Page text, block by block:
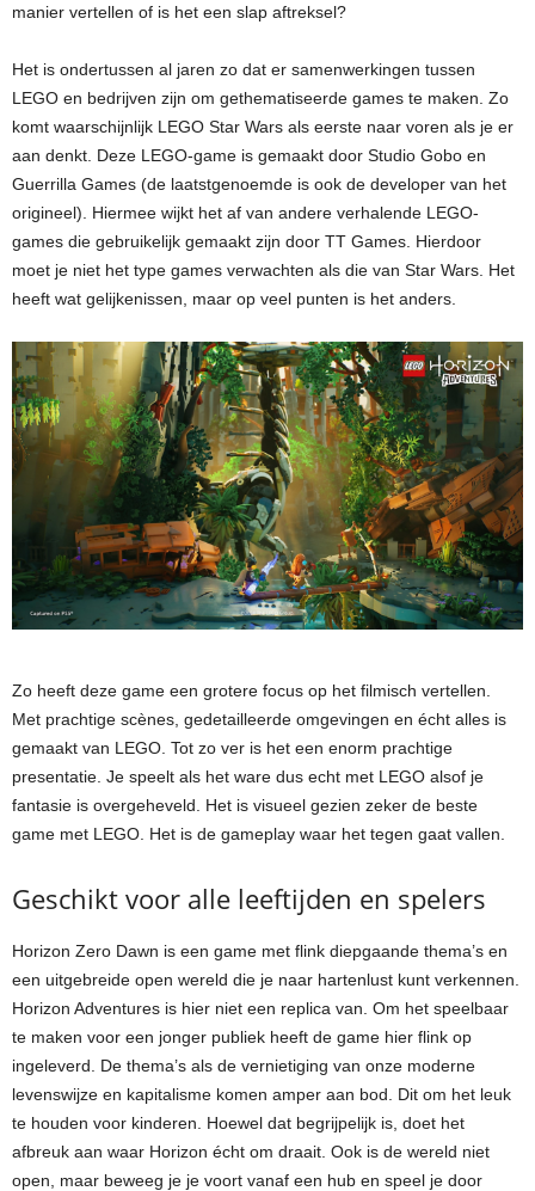
manier vertellen of is het een slap aftreksel?
Het is ondertussen al jaren zo dat er samenwerkingen tussen
LEGO en bedrijven zijn om gethematiseerde games te maken. Zo
komt waarschijnlijk LEGO Star Wars als eerste naar voren als je er
aan denkt. Deze LEGO-game is gemaakt door Studio Gobo en
Guerrilla Games (de laatstgenoemde is ook de developer van het
origineel). Hiermee wijkt het af van andere verhalende LEGO-
games die gebruikelijk gemaakt zijn door TT Games. Hierdoor
moet je niet het type games verwachten als die van Star Wars. Het
heeft wat gelijkenissen, maar op veel punten is het anders.
Zo heeft deze game een grotere focus op het filmisch vertellen.
Met prachtige scènes, gedetailleerde omgevingen en écht alles is
gemaakt van LEGO. Tot zo ver is het een enorm prachtige
presentatie. Je speelt als het ware dus echt met LEGO alsof je
fantasie is overgeheveld. Het is visueel gezien zeker de beste
game met LEGO. Het is de gameplay waar het tegen gaat vallen.
Geschikt voor alle leeftijden en spelers
Horizon Zero Dawn is een game met flink diepgaande thema’s en
een uitgebreide open wereld die je naar hartenlust kunt verkennen.
Horizon Adventures is hier niet een replica van. Om het speelbaar
te maken voor een jonger publiek heeft de game hier flink op
ingeleverd. De thema’s als de vernietiging van onze moderne
levenswijze en kapitalisme komen amper aan bod. Dit om het leuk
te houden voor kinderen. Hoewel dat begrijpelijk is, doet het
afbreuk aan waar Horizon écht om draait. Ook is de wereld niet
open, maar beweeg je je voort vanaf een hub en speel je door